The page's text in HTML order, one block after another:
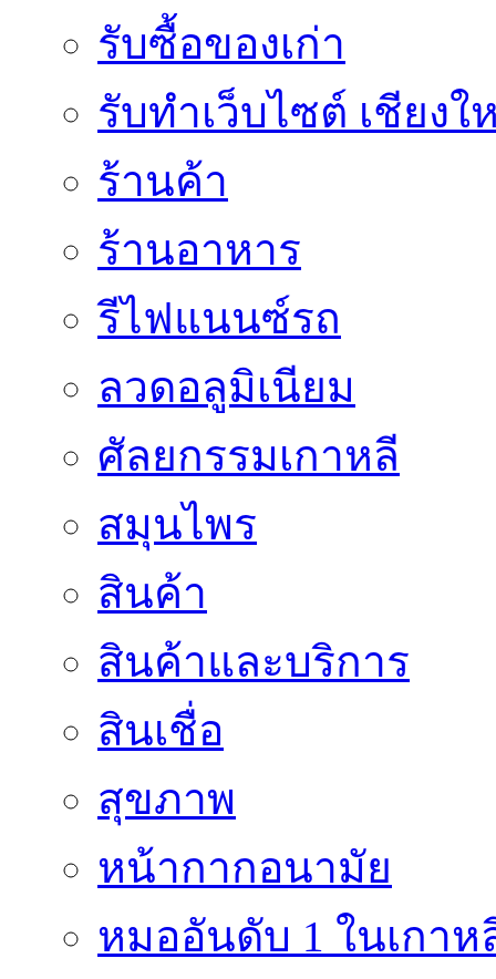
รับซื้อของเก่า
รับทำเว็บไซต์ เชียงใ
ร้านค้า
ร้านอาหาร
รีไฟแนนซ์รถ
ลวดอลูมิเนียม
ศัลยกรรมเกาหลี
สมุนไพร
สินค้า
สินค้าและบริการ
สินเชื่อ
สุขภาพ
หน้ากากอนามัย
หมออันดับ 1 ในเกาห